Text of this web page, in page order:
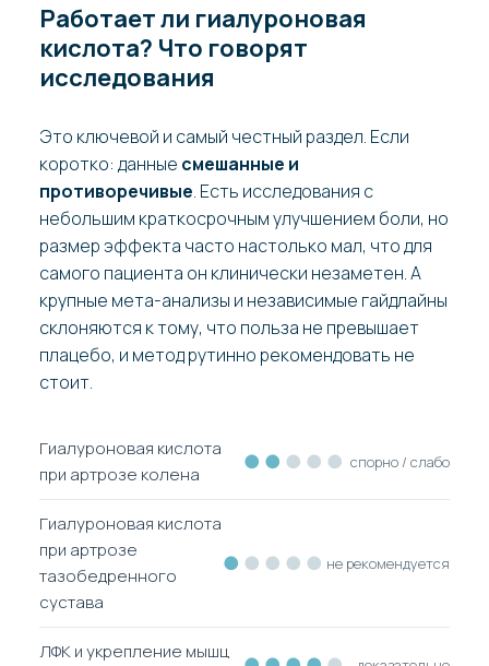
Работает ли гиалуроновая
кислота? Что говорят
исследования
Это ключевой и самый честный раздел. Если
коротко: данные смешанные и
противоречивые. Есть исследования с
небольшим краткосрочным улучшением боли, но
размер эффекта часто настолько мал, что для
самого пациента он клинически незаметен. А
крупные мета-анализы и независимые гайдлайны
склоняются к тому, что польза не превышает
плацебо, и метод рутинно рекомендовать не
стоит.
Гиалуроновая кислота
при артрозе колена
●● ●●● спорно / слабо
Гиалуроновая кислота
при артрозе
тазобедренного
сустава
● ●●●● не рекомендуется
ЛФК и укрепление мышц